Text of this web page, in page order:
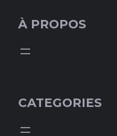
À PROPOS
CATEGORIES